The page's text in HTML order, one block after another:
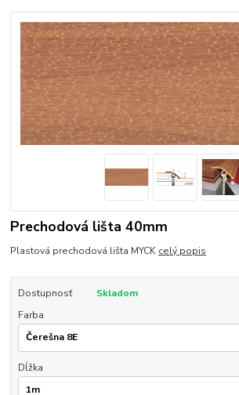
Prechodová lišta 40mm
Plastová prechodová lišta MYCK celý popis
Dostupnosť
Skladom
Farba
Dĺžka